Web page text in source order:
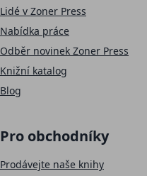
Lidé v Zoner Press
Nabídka práce
Odběr novinek Zoner Press
Knižní katalog
Blog
Pro obchodníky
Prodávejte naše knihy